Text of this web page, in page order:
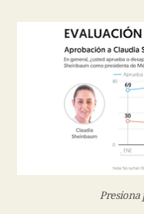
Presiona